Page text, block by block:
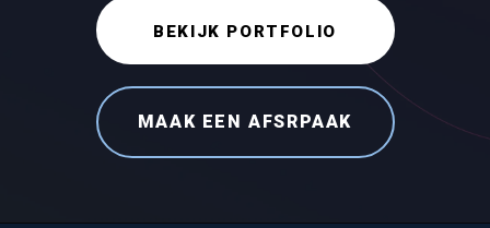
BEKIJK PORTFOLIO
MAAK EEN AFSRPAAK